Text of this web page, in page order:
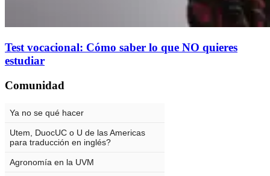
Test vocacional: Cómo saber lo que NO quieres
estudiar
Comunidad